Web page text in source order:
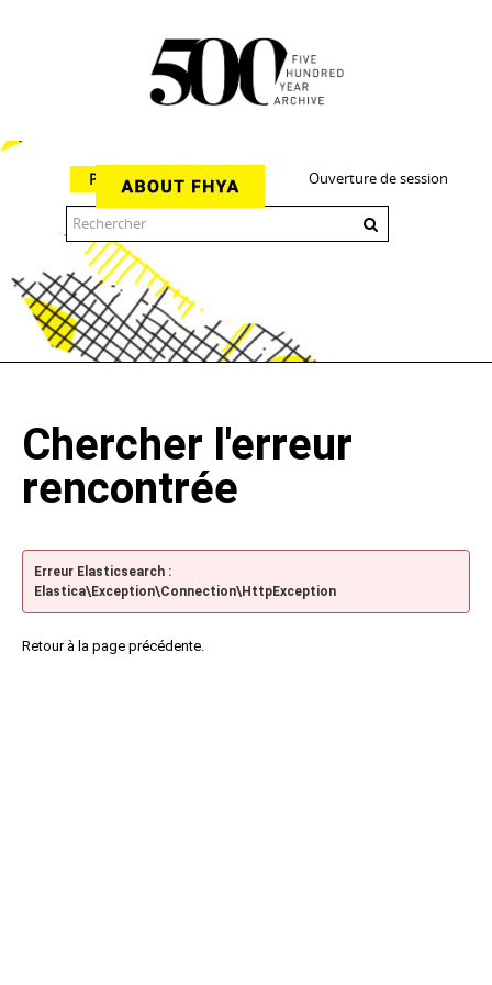
Ouverture de session
Parcourir
Chercher l'erreur
rencontrée
Erreur Elasticsearch :
Elastica\Exception\Connection\HttpException
Retour à la page précédente.